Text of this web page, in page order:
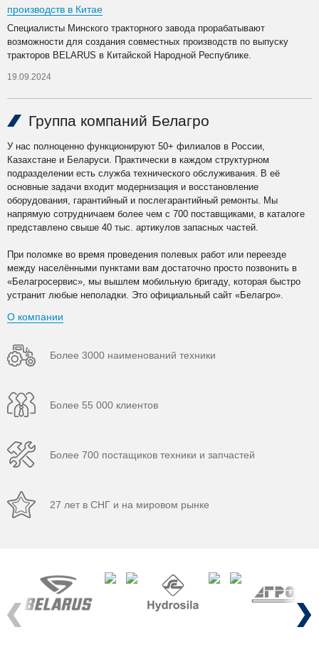
производств в Китае
Специалисты Минского тракторного завода прорабатывают
возможности для создания совместных производств по выпуску
тракторов BELARUS в Китайской Народной Республике.
19.09.2024
Группа компаний Белагро
У нас полноценно функционируют 50+ филиалов в России,
Казахстане и Беларуси. Практически в каждом структурном
подразделении есть служба технического обслуживания. В её
основные задачи входит модернизация и восстановление
оборудования, гарантийный и послегарантийный ремонты. Мы
напрямую сотрудничаем более чем с 700 поставщиками, в каталоге
представлено свыше 40 тыс. артикулов запасных частей.
При поломке во время проведения полевых работ или переезде
между населёнными пунктами вам достаточно просто позвонить в
«Белагросервис», мы вышлем мобильную бригаду, которая быстро
устранит любые неполадки. Это официальный сайт «Белагро».
О компании
Более 3000 наименований техники
Более 55 000 клиентов
Более 700 постащиков техники и запчастей
27 лет в СНГ и на мировом рынке
Previous Next